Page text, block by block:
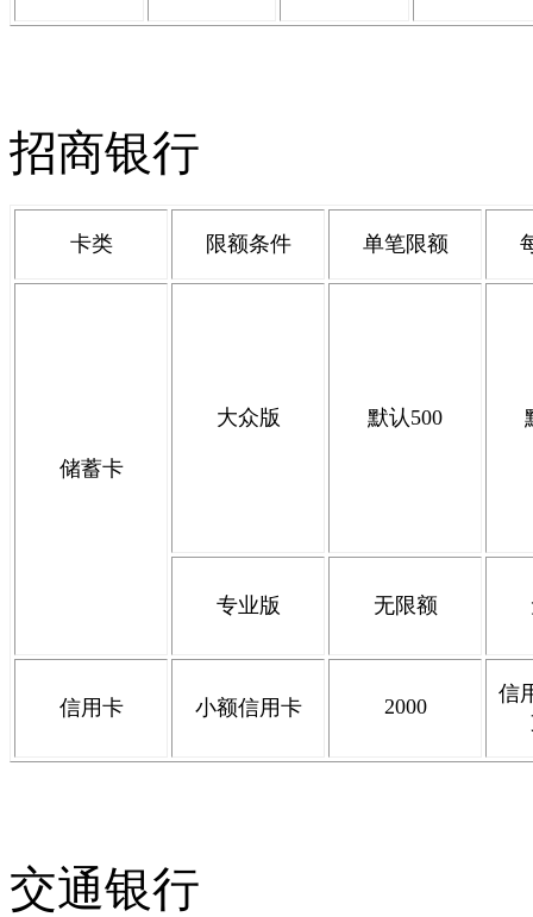
招商银行
卡类 限额条件 单笔限额
储蓄卡
大众版 默认500
专业版 无限额
信用卡 小额信用卡 2000
信
交通银行